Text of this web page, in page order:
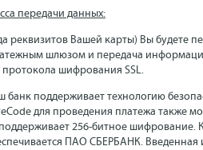
передачи данных:
реквизитов Вашей карты) Вы
шлюзом и передача
шифрования SSL.
банк поддерживает технологию
для проведения платежа также
256-битное
ПАО СБЕРБАНК. Введенная